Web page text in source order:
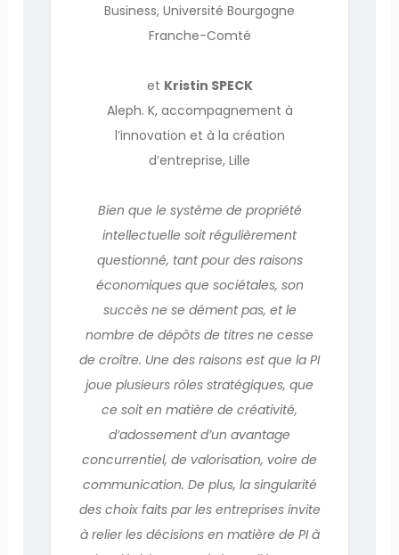
Business, Université Bourgogne
Franche-Comté
et Kristin SPECK
Aleph. K, accompagnement à
l’innovation et à la création
d’entreprise, Lille
Bien que le système de propriété
intellectuelle soit régulièrement
questionné, tant pour des raisons
économiques que sociétales, son
succès ne se dément pas, et le
nombre de dépôts de titres ne cesse
de croître. Une des raisons est que la PI
joue plusieurs rôles stratégiques, que
ce soit en matière de créativité,
d’adossement d’un avantage
concurrentiel, de valorisation, voire de
communication. De plus, la singularité
des choix faits par les entreprises invite
à relier les décisions en matière de PI à